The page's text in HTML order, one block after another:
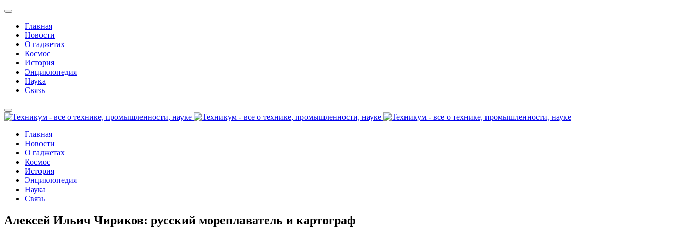
Главная
Новости
О гаджетах
Космос
История
Энциклопедия
Наука
Связь
Главная
Новости
О гаджетах
Космос
История
Энциклопедия
Наука
Связь
Алексей Ильич Чириков: русский мореплаватель и картограф